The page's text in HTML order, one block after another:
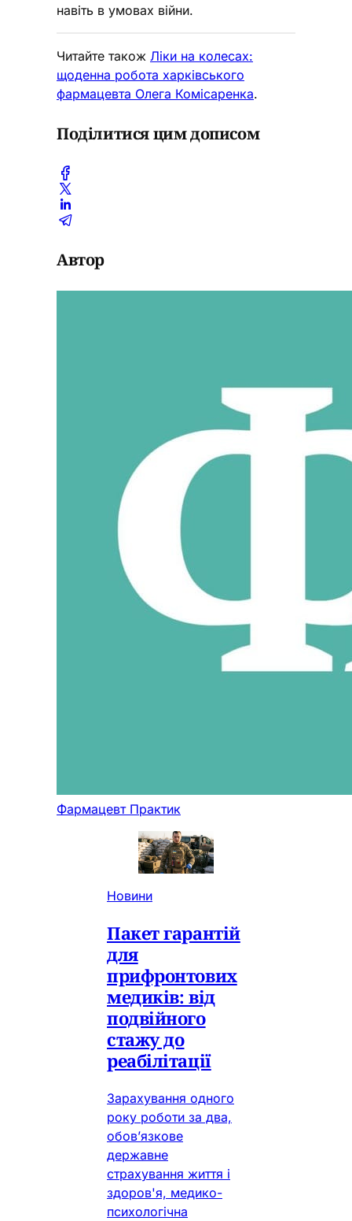
навіть в умовах війни.
Читайте також Ліки на колесах:
щоденна робота харківського
фармацевта Олега Комісаренка.
Поділитися цим дописом
Автор
Фармацевт Практик
Новини
Пакет гарантій
для
прифронтових
медиків: від
подвійного
стажу до
реабілітації
Зарахування одного
року роботи за два,
обов’язкове
державне
страхування життя і
здоров'я, медико-
психологічна